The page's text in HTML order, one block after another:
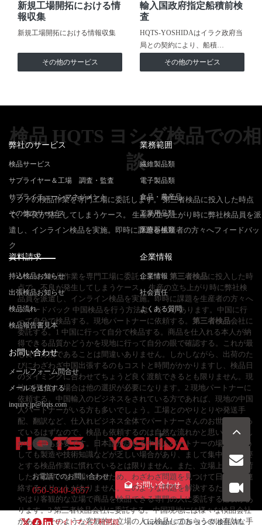
新規工場開拓における情
報収集
新規工場開拓における情報収集
その他のサービス
輸入国政府指定船積前検
査
HQTS-YOSHIDAはイラク政府当
局との契約により、船積…
その他のサービス
検品 HQTS ヨシダ検品での相
談
ソファの検品作業を専門工場に委託します。 第三者検品に投入した時点
で、不良が発生してしまうケース。 生産の立ち上がり時に弊社検品員を派
遣し、インライン検品を実施。即時に課題を生産者の方々へフィードバッ
ク
ソファの検品作業を専門工場に委託します。 第三者検品に投入した時
点で、不良が発生してしまうケース。 生産の立ち上がり時に弊社検
品員を派遣し、インライン検品を実施。即時に課題を生産者の方々へ
フィードバック 中国検品を行う方法はいくつかあります。中国に行
って自分で検品する。現地パートナーに依頼する。 第三者検品会社に
委託する。1 中国に行って自分で検品する。商品を仕入れる本人が納
得できる品質かどうかを現地に行って自分の眼で確認する。これが最
も良い方法であることは間違いありません。しかしながら、出荷のた
びにわざわざ中国出張するのもコストと時間がかかりますし、検品日
のタイミングに合わせてちょうど良く渡航できるとも限りません。現
地に行けない場合は他の選択が必要になります。2 現地パートナーに
依頼する。中国輸入のビジネスをされている方であれば、現地の中国
人パートナーがいる方も多いでしょう。工場とのやりとりや発送手
配、翻訳など、仕入れビジネス全体でパートナーさんのお世話になっ
ているはずなので、検品も依頼するのは自然な流れかと思います。し
かし注意も必要です。日本語が話せる中国人パートナーの場合はどう
しても製造や技術知識などが乏しい場合があり、まして集中力を必要
とする検品作業に慣れているとは限りません。また、立場上も「出荷
した方が得」な立場にあるため、わざわざ問題を見つけて日本側に連
絡するメリットがありません。このような問題を解決するためには、
やはり客観的な立場で商品を検品できる専門の人に委託する必要があ
ります。3 第三者検品会社に委託する。中国現地には様々な検品会社
があり、そのような客観的な立場の人に検品してもらうのは有効な手
弊社のサービス
検品サービス
サプライヤー＆工場 調査・監査
サプライチェーンマネジメント
その他のサービス
業務範囲
繊維製品類
電子製品類
食品・農産品
工業用品類
医療器械類
資料請求
持込検品お知らせ
出張検品お知らせ
検品流れ
検品報告書見本
企業情報
企業情報
社会責任
よくある質問
お問い合わせ
メールフォーム問合せ
メールを送信する
inquiry.jp@hqts.com
お電話でのお問い合わせ
050-5840-2657
お問い合わせ
サイトマップ 利用規 Copyright ©2026ヨシダ 検品All